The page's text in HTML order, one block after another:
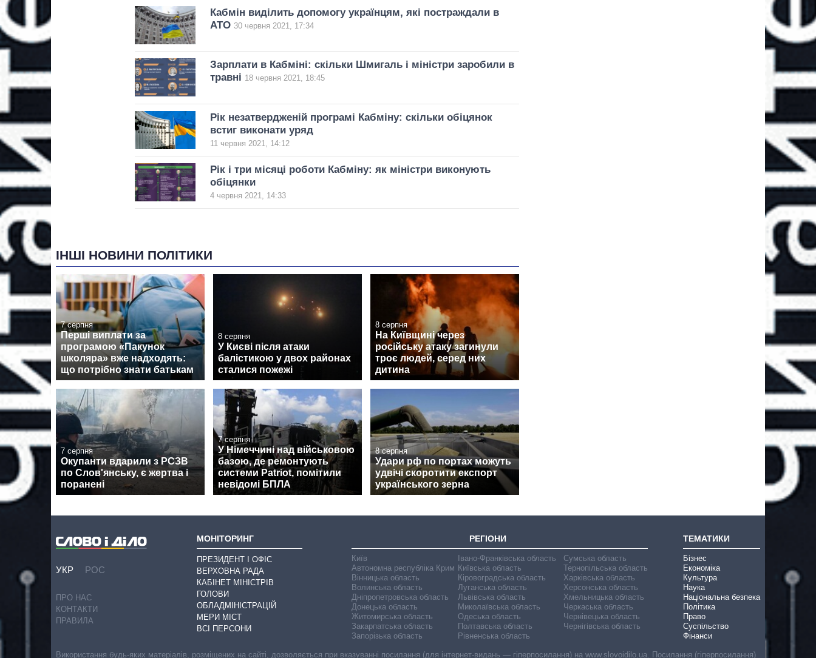
Кабмін виділить допомогу українцям, які постраждали в
АТО 30 червня 2021, 17:34
Зарплати в Кабміні: скільки Шмигаль і міністри заробили в
травні 18 червня 2021, 18:45
Рік незатвердженій програмі Кабміну: скільки обіцянок
встиг виконати уряд
11 червня 2021, 14:12
Рік і три місяці роботи Кабміну: як міністри виконують
обіцянки
4 червня 2021, 14:33
ІНШІ НОВИНИ ПОЛІТИКИ
7 серпня
Перші виплати за
програмою «Пакунок
школяра» вже надходять:
що потрібно знати батькам
8 серпня
У Києві після атаки
балістикою у двох районах
сталися пожежі
8 серпня
На Київщині через
російську атаку загинули
троє людей, серед них
дитина
7 серпня
Окупанти вдарили з РСЗВ
по Слов'янську, є жертва і
поранені
7 серпня
У Німеччині над військовою
базою, де ремонтують
системи Patriot, помітили
невідомі БПЛА
8 серпня
Удари рф по портах можуть
удвічі скоротити експорт
українського зерна
УКР РОС
ПРО НАС
КОНТАКТИ
ПРАВИЛА
МОНІТОРИНГ
ПРЕЗИДЕНТ І ОФІС
ВЕРХОВНА РАДА
КАБІНЕТ МІНІСТРІВ
ГОЛОВИ
ОБЛАДМІНІСТРАЦІЙ
МЕРИ МІСТ
ВСІ ПЕРСОНИ
РЕГІОНИ
Київ
Автономна республіка Крим
Вінницька область
Волинська область
Дніпропетровська область
Донецька область
Житомирська область
Закарпатська область
Запорізька область
Івано-Франківська область
Київська область
Кіровоградська область
Луганська область
Львівська область
Миколаївська область
Одеська область
Полтавська область
Рівненська область
Сумська область
Тернопільська область
Харківська область
Херсонська область
Хмельницька область
Черкаська область
Чернівецька область
Чернігівська область
ТЕМАТИКИ
Бізнес
Економіка
Культура
Наука
Національна безпека
Політика
Право
Суспільство
Фінанси
Використання будь-яких матеріалів, розміщених на сайті, дозволяється при вказуванні посилання (для інтернет-видань — гіперпосилання) на www.slovoidilo.ua. Посилання (гіперпосилання)